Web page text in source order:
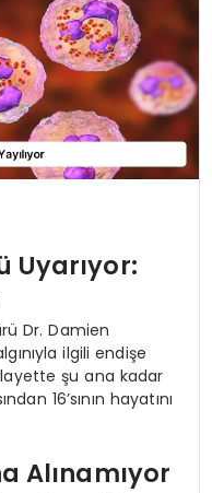
Uyarıyor:
Dr. Damien
ilgili endişe
şu ana kadar
16’sının hayatını
Alınamıyor